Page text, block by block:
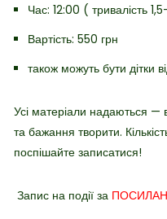
Час: 12:00 ( тривалість
Вартість: 550 грн
також можуть бути дітки
Усі матеріали надаються —
та бажання творити.
поспішайте записатися!
Запис на події за